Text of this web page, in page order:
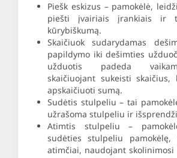
Piešk eskizus – pamokėlė,
piešti įvairiais įrankiais ir
kūrybiškumą.
Skaičiuok sudarydamas
papildymo iki dešimties
užduotis padeda
skaičiuojant sukeisti skaičius,
apskaičiuoti sumą.
Sudėtis stulpeliu – tai
užrašoma stulpeliu ir
Atimtis stulpeliu –
sudėties stulpeliu pamokėlę,
atimčiai, naudojant